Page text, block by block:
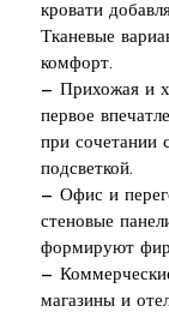
кровати
Тканевые
комфорт.
— Прихожая и
первое
при сочетании
подсветкой.
— Офис и
стеновые
формируют
—
магазины и